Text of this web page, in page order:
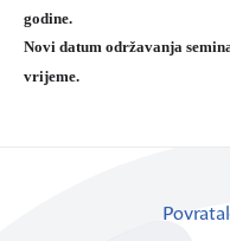
godine.
Novi datum održavanja
vrijeme.